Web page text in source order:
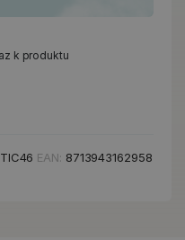
k produktu
EAN: 8713943162958